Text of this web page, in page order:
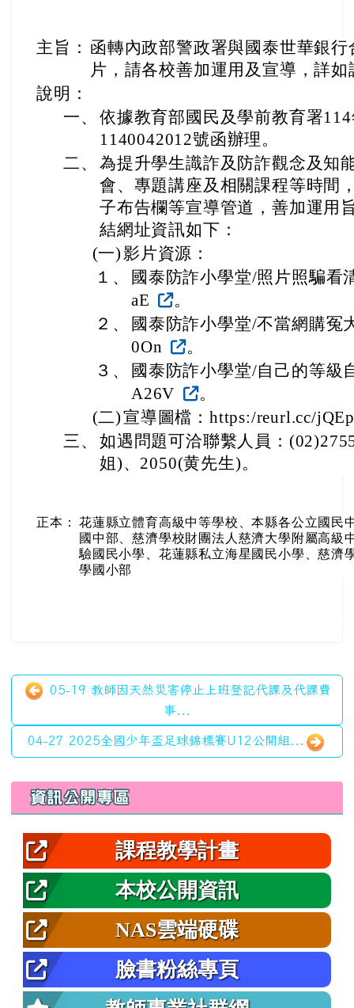
主旨： 函轉內政部警政署與國泰世華銀
片，請各校善加運用及宣導，詳
說明：
一、 依據教育部國民及學前教育署
1140042012號函辦理。
二、 為提升學生識詐及防詐觀念及知
會、專題講座及相關課程等時間
子布告欄等宣導管道，善加運用
結網址資訊如下：
(一)影片資源：
１、
國泰防詐小學堂/照片照騙看
aE
。
２、
國泰防詐小學堂/不當網購冤
0On
。
３、
國泰防詐小學堂/自己的等級
A26V
。
(二)宣導圖檔：https:/reurl.cc/
三、 如遇問題可洽聯繫人員：
姐)、2050(黄先生)。
正本：
花蓮縣立體育高級中等學校、本縣各公立國民
國中部、慈濟學校財團法人慈濟大學附屬高級
驗國民小學、花蓮縣私立海星國民小學、慈濟
學國小部
05-19 教師因天然災害停止上班登記代課及代課費
事...
04-27 2025全國少年盃足球錦標賽U12公開組...
左邊區域內容
資訊公開專區
課程教學計畫
本校公開資訊
NAS雲端硬碟
臉書粉絲專頁